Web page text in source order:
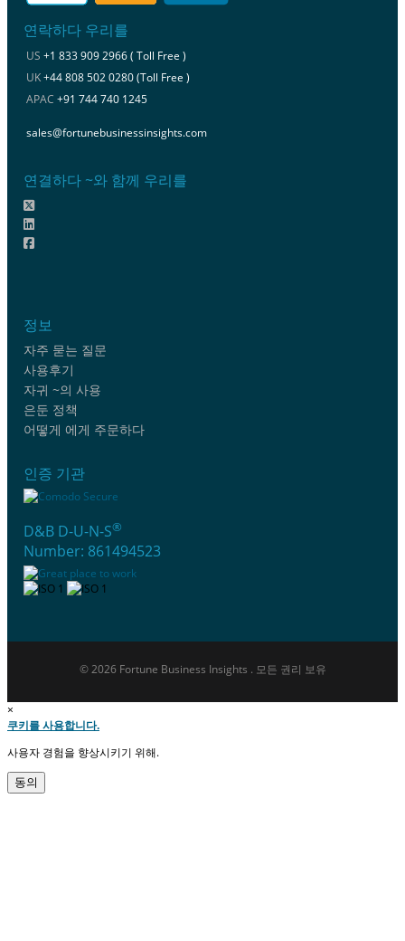
연락하다 우리를
US +1 833 909 2966 ( Toll Free )
UK+44 808 502 0280 (Toll Free )
APAC +91 744 740 1245
sales@fortunebusinessinsights.com
연결하다 ~와 함께 우리를
정보
자주 묻는 질문
사용후기
자귀 ~의 사용
은둔 정책
어떻게 에게 주문하다
인증 기관
D&B D-U-N-S®
Number: 861494523
© 2026 Fortune Business Insights . 모든 권리 보유
×
쿠키를 사용합니다.
사용자 경험을 향상시키기 위해.
동의